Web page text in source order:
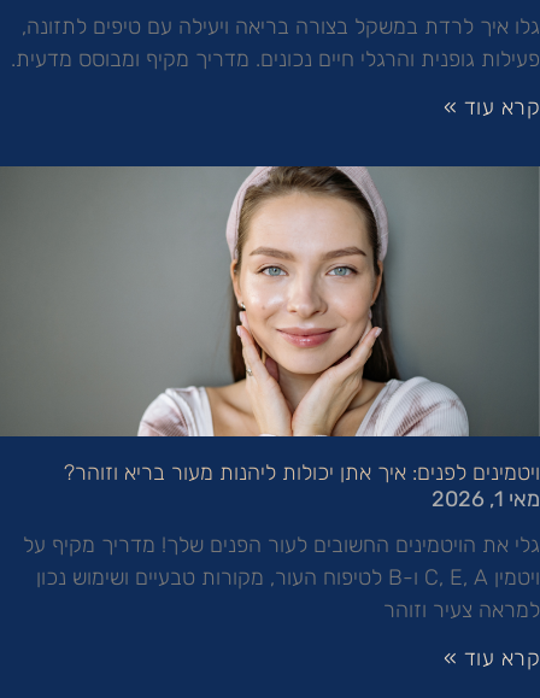
גלו איך לרדת במשקל בצורה בריאה ויעילה עם טיפים לתזונה,
פעילות גופנית והרגלי חיים נכונים. מדריך מקיף ומבוסס מדעית.
קרא עוד »
ויטמינים לפנים: איך אתן יכולות ליהנות מעור בריא וזוהר?
מאי 1, 2026
גלי את הויטמינים החשובים לעור הפנים שלך! מדריך מקיף על
ויטמין C, E, A ו-B לטיפוח העור, מקורות טבעיים ושימוש נכון
למראה צעיר וזוהר
קרא עוד »